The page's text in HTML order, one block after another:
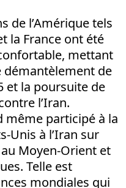
de l’Amérique tels
la France ont été
mettant
démantèlement de
et la poursuite de
l’Iran.
même participé à la
Unis à l’Iran sur
Moyen-Orient et
Telle est
mondiales qui